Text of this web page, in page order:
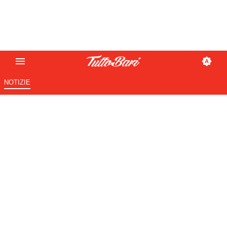
NOTIZIE